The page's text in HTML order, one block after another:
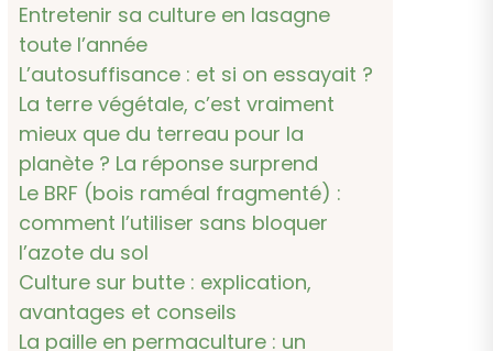
Entretenir sa culture en lasagne
toute l’année
L’autosuffisance : et si on essayait ?
La terre végétale, c’est vraiment
mieux que du terreau pour la
planète ? La réponse surprend
Le BRF (bois raméal fragmenté) :
comment l’utiliser sans bloquer
l’azote du sol
Culture sur butte : explication,
avantages et conseils
La paille en permaculture : un